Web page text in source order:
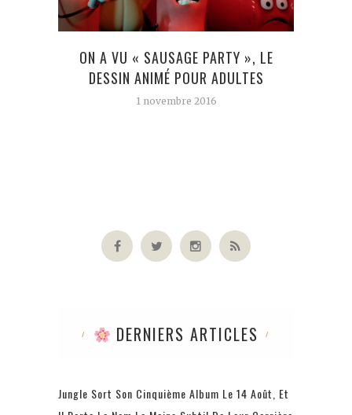
ON A VU « SAUSAGE PARTY », LE
DESSIN ANIMÉ POUR ADULTES
1 novembre 2016
DERNIERS ARTICLES
Jungle Sort Son Cinquième Album Le 14 Août, Et